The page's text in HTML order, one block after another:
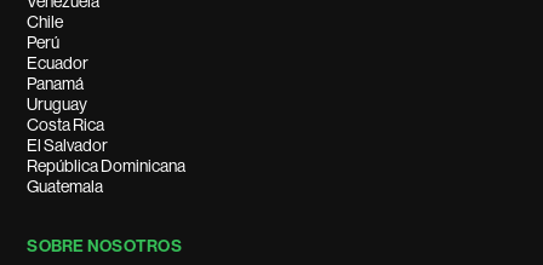
Chile
Perú
Ecuador
Panamá
Uruguay
Costa Rica
El Salvador
República Dominicana
Guatemala
SOBRE NOSOTROS